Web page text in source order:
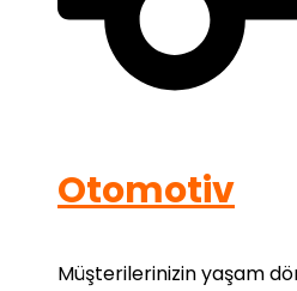
Otomotiv
Müşterilerinizin yaşam